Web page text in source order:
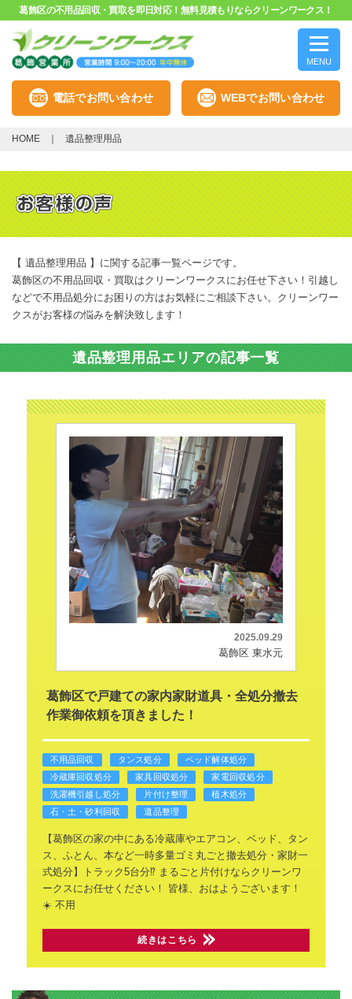
葛飾区の不用品回収・買取を即日対応！無料見積もりならクリーンワークス！
MENU
電話でお問い合わせ WEBでお問い合わせ
HOME 遺品整理用品
【 遺品整理用品 】に関する記事一覧ページです。
葛飾区の不用品回収・買取はクリーンワークスにお任せ下さい！引越し
などで不用品処分にお困りの方はお気軽にご相談下さい。クリーンワー
クスがお客様の悩みを解決致します！
遺品整理用品エリアの記事一覧
2025.09.29
葛飾区 東水元
葛飾区で戸建ての家内家財道具・全処分撤去
作業御依頼を頂きました！
不用品回収 タンス処分
ベッド解体処分
冷蔵庫回収処分
家具回収処分
家電回収処分
洗濯機引越し処分
片付け整理
植木処分
石・土・砂利回収
遺品整理
【葛飾区の家の中にある冷蔵庫やエアコン、ベッド、タン
ス、ふとん、本など一時多量ゴミ丸ごと撤去処分・家財一
式処分】トラック5台分⁉ まるごと片付けならクリーンワ
ークスにお任せください！
皆様、おはようございます！
☀️不用
続きはこちら